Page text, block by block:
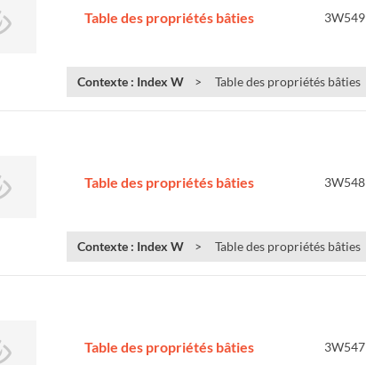
Table des propriétés bâties 3W549
Contexte : Index W Table des propriétés bâties
Table des propriétés bâties 3W548
Contexte : Index W Table des propriétés bâties
Table des propriétés bâties 3W547